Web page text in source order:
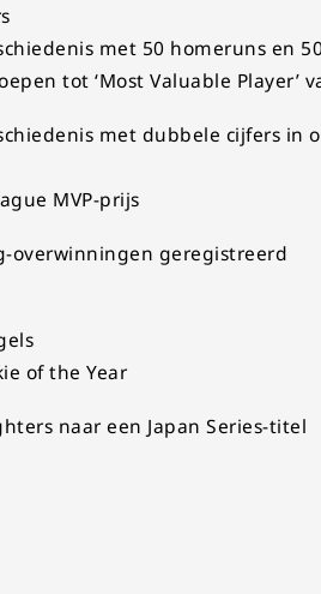
met 50 homeruns en
tot ‘Most Valuable Player’
met dubbele cijfers in
MVP-prijs
overwinningen geregistreerd
of the Year
naar een Japan Series-titel